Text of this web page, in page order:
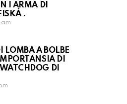
I ARMA DI
.
am
LOMBA A BOLBE
DI
DI